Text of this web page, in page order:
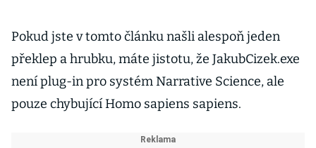
Pokud jste v tomto článku našli alespoň jeden
překlep a hrubku, máte jistotu, že JakubCizek.exe
není plug-in pro systém Narrative Science, ale
pouze chybující Homo sapiens sapiens.